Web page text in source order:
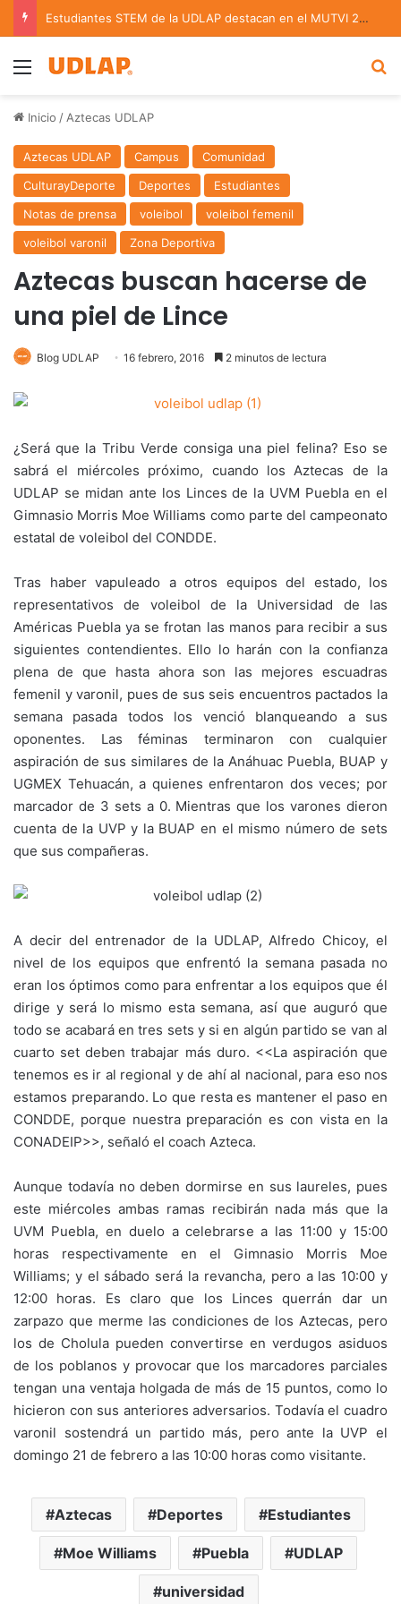
Estudiantes STEM de la UDLAP destacan en el MUTVI 2026
Menu
Inicio / Aztecas UDLAP
Aztecas UDLAP Campus
Comunidad
CulturayDeporte
Deportes
Estudiantes
Notas de prensa
voleibol
voleibol femenil
voleibol varonil
Zona Deportiva
Aztecas buscan hacerse de
una piel de Lince
Blog UDLAP 16 febrero, 2016 2 minutos de lectura
¿Será que la Tribu Verde consiga una piel felina? Eso se
sabrá el miércoles próximo, cuando los Aztecas de la
UDLAP se midan ante los Linces de la UVM Puebla en el
Gimnasio Morris Moe Williams como parte del campeonato
estatal de voleibol del CONDDE.
Tras haber vapuleado a otros equipos del estado, los
representativos de voleibol de la Universidad de las
Américas Puebla ya se frotan las manos para recibir a sus
siguientes contendientes. Ello lo harán con la confianza
plena de que hasta ahora son las mejores escuadras
femenil y varonil, pues de sus seis encuentros pactados la
semana pasada todos los venció blanqueando a sus
oponentes. Las féminas terminaron con cualquier
aspiración de sus similares de la Anáhuac Puebla, BUAP y
UGMEX Tehuacán, a quienes enfrentaron dos veces; por
marcador de 3 sets a 0. Mientras que los varones dieron
cuenta de la UVP y la BUAP en el mismo número de sets
que sus compañeras.
A decir del entrenador de la UDLAP, Alfredo Chicoy, el
nivel de los equipos que enfrentó la semana pasada no
eran los óptimos como para enfrentar a los equipos que él
dirige y será lo mismo esta semana, así que auguró que
todo se acabará en tres sets y si en algún partido se van al
cuarto set deben trabajar más duro. <<La aspiración que
tenemos es ir al regional y de ahí al nacional, para eso nos
estamos preparando. Lo que resta es mantener el paso en
CONDDE, porque nuestra preparación es con vista en la
CONADEIP>>, señaló el coach Azteca.
Aunque todavía no deben dormirse en sus laureles, pues
este miércoles ambas ramas recibirán nada más que la
UVM Puebla, en duelo a celebrarse a las 11:00 y 15:00
horas respectivamente en el Gimnasio Morris Moe
Williams; y el sábado será la revancha, pero a las 10:00 y
12:00 horas. Es claro que los Linces querrán dar un
zarpazo que merme las condiciones de los Aztecas, pero
los de Cholula pueden convertirse en verdugos asiduos
de los poblanos y provocar que los marcadores parciales
tengan una ventaja holgada de más de 15 puntos, como lo
hicieron con sus anteriores adversarios. Todavía el cuadro
varonil sostendrá un partido más, pero ante la UVP el
domingo 21 de febrero a las 10:00 horas como visitante.
Aztecas Deportes Estudiantes
Moe Williams Puebla UDLAP
universidad